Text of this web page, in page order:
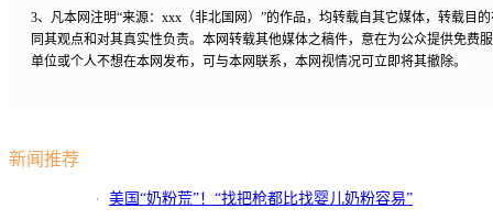
3、凡本网注明“来源：xxx（非北国网）”的作品，均转载自其它媒体，转载目
同其观点和对其真实性负责。本网转载其他媒体之稿件，意在为公众提供免费
单位或个人不想在本网发布，可与本网联系，本网视情况可立即将其撤除。
新闻推荐
美国“奶粉荒”！“找把枪都比找婴儿奶粉容易”